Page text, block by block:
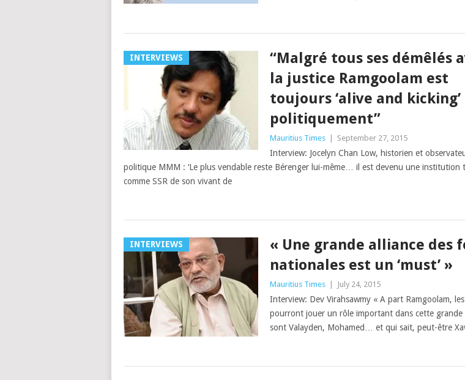
INTERVIEWS
“Malgré tous ses démêlés
la justice Ramgoolam est
toujours ‘alive and kicking’
politiquement”
Mauritius Times | September 27, 2015
Interview: Jocelyn Chan Low, historien et
politique MMM : ‘Le plus vendable reste Bérenger lui-même… il est devenu une institution
comme SSR de son vivant de
INTERVIEWS
« Une grande alliance des
nationales est un ‘must’ »
Mauritius Times | July 24, 2015
Interview: Dev Virahsawmy « A part Ramgoolam,
pourront jouer un rôle important dans cette grande
sont Valayden, Mohamed… et qui sait, peut-être